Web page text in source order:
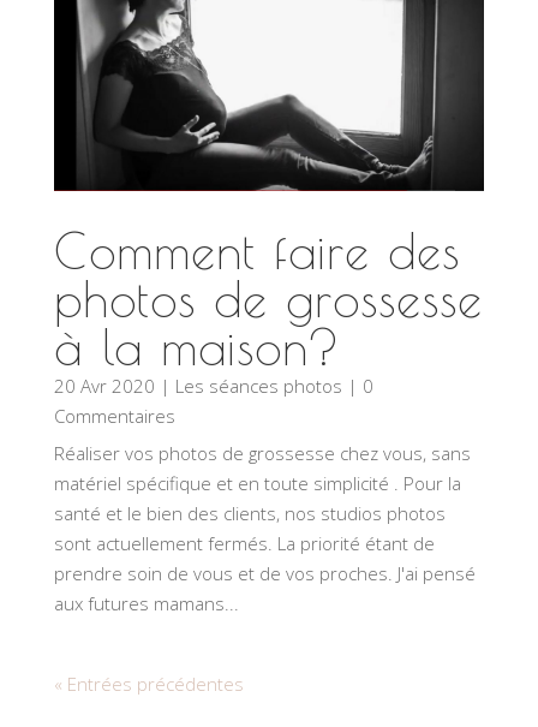
Comment faire des
photos de grossesse
à la maison?
20 Avr 2020 | Les séances photos | 0
Commentaires
Réaliser vos photos de grossesse chez vous, sans
matériel spécifique et en toute simplicité . Pour la
santé et le bien des clients, nos studios photos
sont actuellement fermés. La priorité étant de
prendre soin de vous et de vos proches. J'ai pensé
aux futures mamans...
« Entrées précédentes